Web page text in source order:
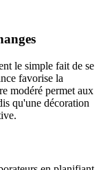
le simple fait de se
favorise la
modéré permet aux
qu'une décoration